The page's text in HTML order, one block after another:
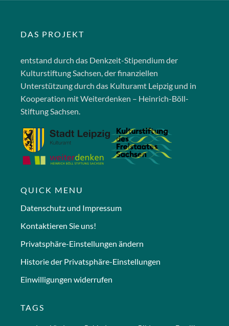
DAS PROJEKT
entstand durch das Denkzeit-Stipendium der
Kulturstiftung Sachsen, der finanziellen
Unterstützung durch das Kulturamt Leipzig und in
Kooperation mit Weiterdenken – Heinrich-Böll-
Stiftung Sachsen.
QUICK MENU
Datenschutz und Impressum
Kontaktieren Sie uns!
Privatsphäre-Einstellungen ändern
Historie der Privatsphäre-Einstellungen
Einwilligungen widerrufen
TAGS